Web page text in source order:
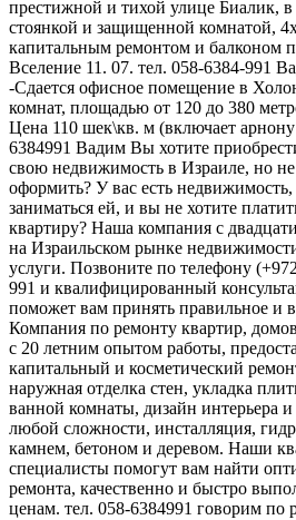
престижной и тихой улице Биалик,
стоянкой и защищенной комнатой,
капитальным ремонтом и балконом
Вселение 11. 07. тел. 058-6384-991
-Сдается офисное помещение в
комнат, площадью от 120 до 380
Цена 110 шек\кв. м (включает
6384991 Вадим Вы хотите
свою недвижимость в Израиле, но не
оформить? У вас есть
заниматься ей, и вы не хотите
квартиру? Наша компания с
на Израильском рынке
услуги. Позвоните по телефону
991 и квалифицированный
поможет вам принять правильное и
Компания по ремонту квартир,
с 20 летним опытом работы,
капитальный и косметический
наружная отделка стен, укладка
ванной комнаты, дизайн интерьера
любой сложности, инсталляция,
камнем, бетоном и деревом. Наши
специалисты помогут вам найти
ремонта, качественно и быстро
ценам. тел. 058-6384991 говорим по